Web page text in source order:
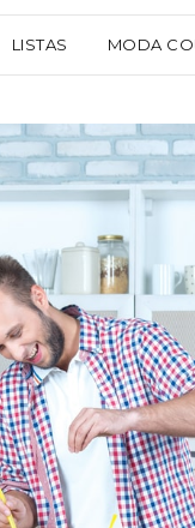
LISTAS MODA